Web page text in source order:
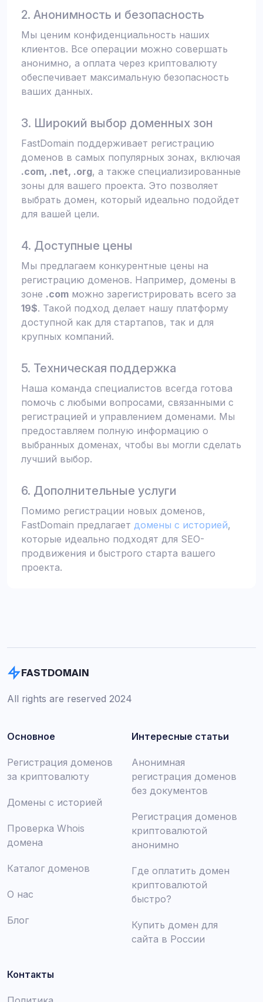
2. Анонимность и безопасность
Мы ценим конфиденциальность наших
клиентов. Все операции можно совершать
анонимно, а оплата через криптовалюту
обеспечивает максимальную безопасность
ваших данных.
3. Широкий выбор доменных зон
FastDomain поддерживает регистрацию
доменов в самых популярных зонах, включая
.com, .net, .org, а также специализированные
зоны для вашего проекта. Это позволяет
выбрать домен, который идеально подойдет
для вашей цели.
4. Доступные цены
Мы предлагаем конкурентные цены на
регистрацию доменов. Например, домены в
зоне .com можно зарегистрировать всего за
19$. Такой подход делает нашу платформу
доступной как для стартапов, так и для
крупных компаний.
5. Техническая поддержка
Наша команда специалистов всегда готова
помочь с любыми вопросами, связанными с
регистрацией и управлением доменами. Мы
предоставляем полную информацию о
выбранных доменах, чтобы вы могли сделать
лучший выбор.
6. Дополнительные услуги
Помимо регистрации новых доменов,
FastDomain предлагает домены с историей,
которые идеально подходят для SEO-
продвижения и быстрого старта вашего
проекта.
FASTDOMAIN
All rights are reserved 2024
Основное
Регистрация доменов
за криптовалюту
Домены с историей
Проверка Whois
домена
Каталог доменов
О нас
Блог
Интересные статьи
Анонимная
регистрация доменов
без документов
Регистрация доменов
криптовалютой
анонимно
Где оплатить домен
криптовалютой
быстро?
Купить домен для
сайта в России
Контакты